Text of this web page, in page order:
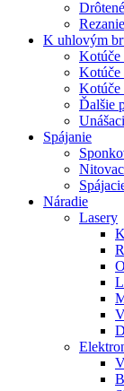
K uhlovým
Kotúče
Kotúče
Kotúče
Ďalšie
Spájanie
Náradie
Lasery